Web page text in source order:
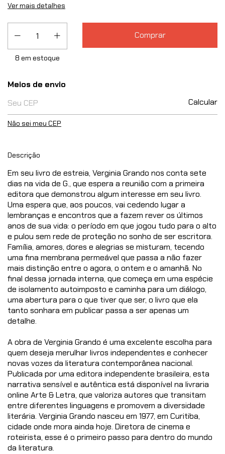
Ver mais detalhes
8 em estoque
Entregas para o CEP:
Meios de envio
Calcular
Não sei meu CEP
Descrição
Em seu livro de estreia, Verginia Grando nos conta sete
dias na vida de G., que espera a reunião com a primeira
editora que demonstrou algum interesse em seu livro.
Uma espera que, aos poucos, vai cedendo lugar a
lembranças e encontros que a fazem rever os últimos
anos de sua vida: o período em que jogou tudo para o alto
e pulou sem rede de proteção no sonho de ser escritora.
Família, amores, dores e alegrias se misturam, tecendo
uma fina membrana permeável que passa a não fazer
mais distinção entre o agora, o ontem e o amanhã. No
final dessa jornada interna, que começa em uma espécie
de isolamento autoimposto e caminha para um diálogo,
uma abertura para o que tiver que ser, o livro que ela
tanto sonhara em publicar passa a ser apenas um
detalhe.
A obra de Verginia Grando é uma excelente escolha para
quem deseja merulhar livros independentes e conhecer
novas vozes da literatura contemporânea nacional.
Publicada por uma editora independente brasileira, esta
narrativa sensível e autêntica está disponível na livraria
online Arte & Letra, que valoriza autores que transitam
entre diferentes linguagens e promovem a diversidade
literária. Verginia Grando nasceu em 1977, em Curitiba,
cidade onde mora ainda hoje. Diretora de cinema e
roteirista, esse é o primeiro passo para dentro do mundo
da literatura.